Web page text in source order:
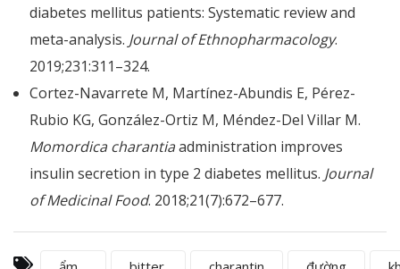
diabetes mellitus patients: Systematic review and
meta-analysis. Journal of Ethnopharmacology.
2019;231:311–324.
Cortez-Navarrete M, Martínez-Abundis E, Pérez-
Rubio KG, González-Ortiz M, Méndez-Del Villar M.
Momordica charantiaadministration improves
insulin secretion in type 2 diabetes mellitus. Journal
of Medicinal Food. 2018;21(7):672–677.